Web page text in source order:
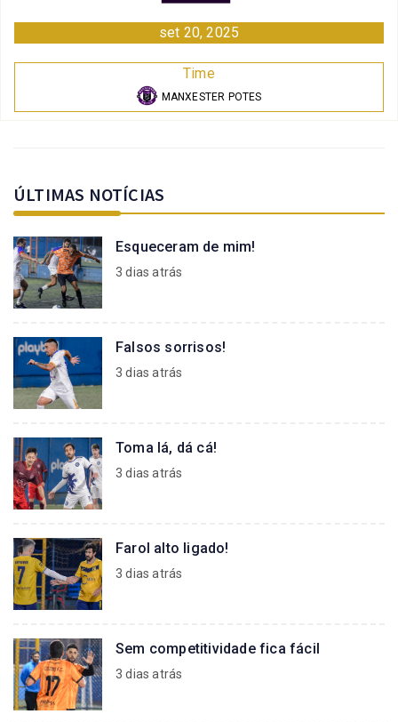
set 20, 2025
Time
MANXESTER POTES
ÚLTIMAS NOTÍCIAS
Esqueceram de mim!
3 dias atrás
Falsos sorrisos!
3 dias atrás
Toma lá, dá cá!
3 dias atrás
Farol alto ligado!
3 dias atrás
Sem competitividade fica fácil
3 dias atrás